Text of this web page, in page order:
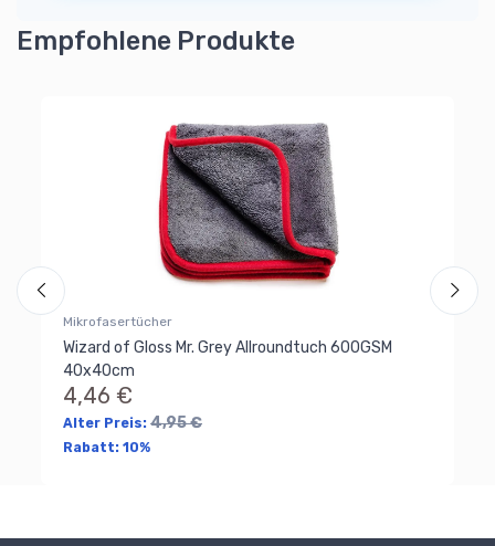
Empfohlene Produkte
Mikrofasertücher
Wizard of Gloss Mr. Grey Allroundtuch 600GSM
40x40cm
4,46 €
Alter Preis: 4,95 €
Rabatt: 10%